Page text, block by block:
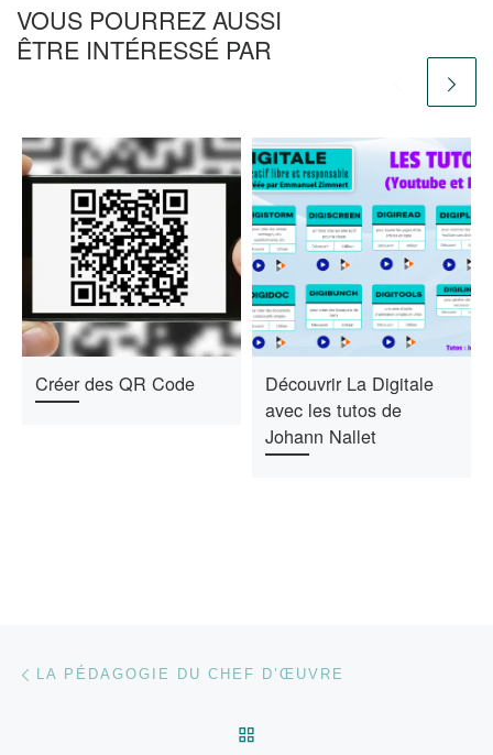
VOUS POURREZ AUSSI
ÊTRE INTÉRESSÉ PAR
Créer des QR Code
Découvrir La Digitale
avec les tutos de
Johann Nallet
Parcourir les articles
LA PÉDAGOGIE DU CHEF D’ŒUVRE